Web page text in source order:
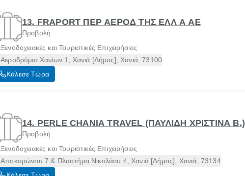
13. FRAPORT ΠΕΡ ΑΕΡΟΔ ΤΗΣ ΕΛΛ Α ΑΕ
Προβολή
Ξενοδοχειακές και Τουριστικές Επιχειρήσεις
Αεροδρόμιο Χανίων 1, Χανιά [Δήμος], Χανιά, 73100
Κάλεσε Τώρα
14. PERLE CHANIA TRAVEL (ΠΑΥΛΙΔΗ ΧΡΙΣΤΙΝΑ Β.)
Προβολή
Ξενοδοχειακές και Τουριστικές Επιχειρήσεις
Αποκορώνου 7 & Πλαστήρα Νικολάου 4, Χανιά [Δήμος], Χανιά, 73134